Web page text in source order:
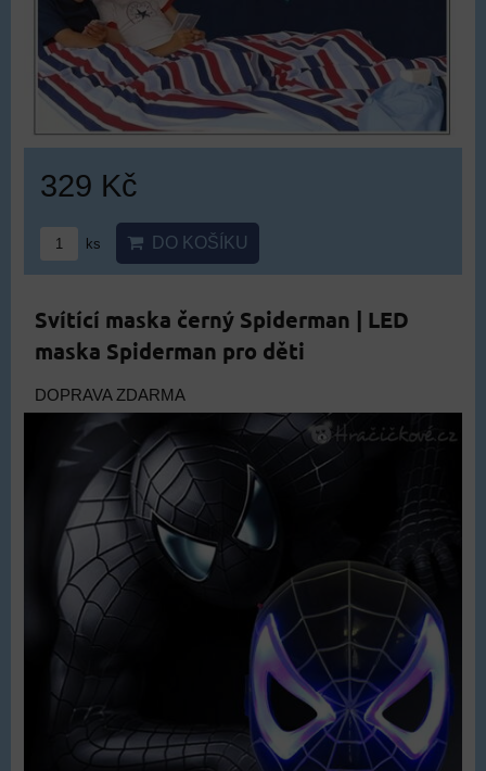
329 Kč
ks DO KOŠÍKU
Svítící maska černý Spiderman | LED
maska Spiderman pro děti
DOPRAVA ZDARMA